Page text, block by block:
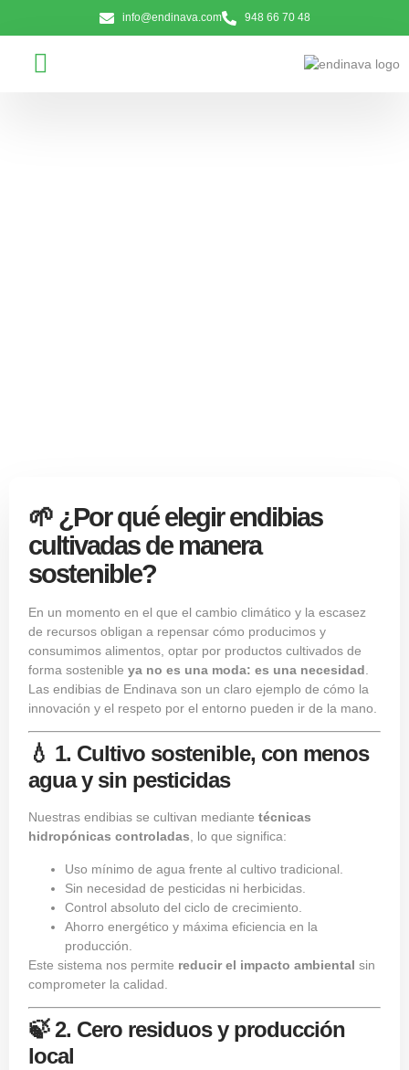
info@endinava.com 948 66 70 48
🌱 ¿Por qué elegir endibias
cultivadas de manera
sostenible?
En un momento en el que el cambio climático y la escasez
de recursos obligan a repensar cómo producimos y
consumimos alimentos, optar por productos cultivados de
forma sostenible ya no es una moda: es una necesidad
Las endibias de Endinava son un claro ejemplo de cómo la
innovación y el respeto por el entorno pueden ir de la mano.
💧 1. Cultivo sostenible, con menos
agua y sin pesticidas
Nuestras endibias se cultivan mediante técnicas
hidropónicas controladas, lo que significa:
Uso mínimo de agua frente al cultivo tradicional.
Sin necesidad de pesticidas ni herbicidas.
Control absoluto del ciclo de crecimiento.
Ahorro energético y máxima eficiencia en la
producción.
Este sistema nos permite reducir el impacto ambiental sin
comprometer la calidad.
🍃 2. Cero residuos y producción
local